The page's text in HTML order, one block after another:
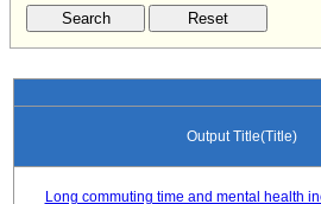
Output Title(Title)
Long commuting time and mental health